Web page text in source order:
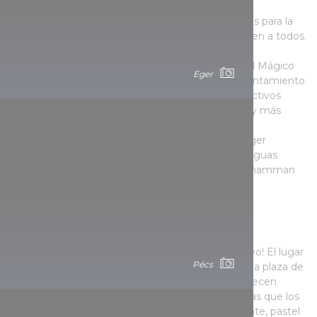
Eger
Pécs
gastronómicos locales, las exquisiteces preparadas para la
ocasión y las especialidades de vino únicas seducen a todos.
espectáculos de danza y programas para niños. El Mágico
Palacio de Hielo que se encuentra al lado del Ayuntamiento
espera a los más pequeños con programas interactivos
donde la pintura de la cara, el tatuaje de estrellas y más
En el Balneario Turco de 400 años de Eger
quienquiera puede refrescarse, y disfrutar de las aguas
termales medicinales o de un masaje tradicional hamman
En Szeged ¡tampoco se pierde el ambiente festivo! El lugar
central de las Semanas Navideñas de Szeged es la plaza de
la Catedral, donde los artesanos y vendedores ofrecen
innumerables ideas de regalos navideños, mientras que los
hosteleros deleitan a los visitantes con vino caliente, pastel